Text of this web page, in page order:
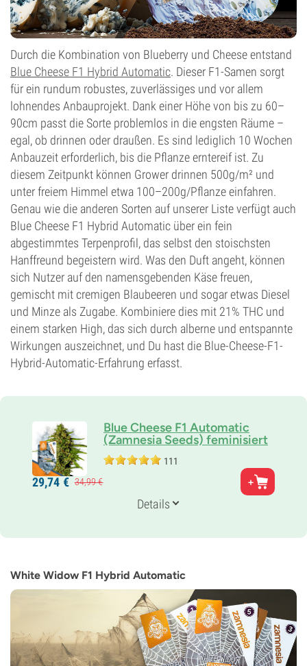
Durch die Kombination von Blueberry und Cheese entstand
Blue Cheese F1 Hybrid Automatic. Dieser F1-Samen sorgt
für ein rundum robustes, zuverlässiges und vor allem
lohnendes Anbauprojekt. Dank einer Höhe von bis zu 60–
90cm passt die Sorte problemlos in die engsten Räume –
egal, ob drinnen oder draußen. Es sind lediglich 10 Wochen
Anbauzeit erforderlich, bis die Pflanze erntereif ist. Zu
diesem Zeitpunkt können Grower drinnen 500g/m² und
unter freiem Himmel etwa 100–200g/Pflanze einfahren.
Genau wie die anderen Sorten auf unserer Liste verfügt auch
Blue Cheese F1 Hybrid Automatic über ein fein
abgestimmtes Terpenprofil, das selbst den stoischsten
Hanffreund begeistern wird. Was den Duft angeht, können
sich Nutzer auf den namensgebenden Käse freuen,
gemischt mit cremigen Blaubeeren und sogar etwas Diesel
und Minze als Zugabe. Kombiniere dies mit 21% THC und
einem starken High, das sich durch alberne und entspannte
Wirkungen auszeichnet, und Du hast die Blue-Cheese-F1-
Hybrid-Automatic-Erfahrung erfasst.
Blue Cheese F1 Automatic
(Zamnesia Seeds) feminisiert
111
Eltern
Blueberry x Cheese
10-11 wochen von der Saat bis zur Ernte
CBD
Autoflowering
29,74 € 34,99€
Details
White Widow F1 Hybrid Automatic